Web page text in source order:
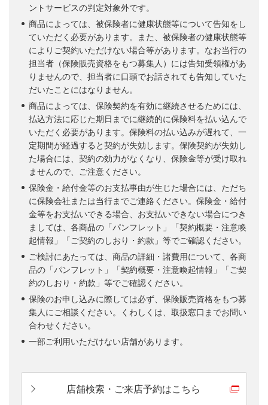
ントサービスの判定対象外です。
商品によっては、被保険者に健康状態等について告知をし
ていただく必要があります。また、被保険者の健康状態等
によりご契約いただけない場合等があります。なお当行の
担当者（保険販売資格をもつ募集人）には告知受領権があ
りませんので、担当者に口頭でお話されても告知していた
だいたことにはなりません。
商品によっては、保険契約を有効に継続させるためには、
払込方法に応じた期日までに継続的に保険料を払い込んで
いただく必要があります。保険料の払い込みが遅れて、一
定期間が経過すると契約が失効します。保険契約が失効し
た場合には、契約の効力がなくなり、保険金等が受け取れ
ませんので、ご注意ください。
保険金・給付金等のお支払事由が生じた場合には、ただち
に保険会社または当行までご連絡ください。保険金・給付
金等をお支払いできる場合、お支払いできない場合につき
ましては、各商品の「パンフレット」「契約概要・注意喚
起情報」「ご契約のしおり・約款」等でご確認ください。
ご検討にあたっては、商品の詳細・諸費用について、各商
品の「パンフレット」「契約概要・注意喚起情報」「ご契
約のしおり・約款」等でご確認ください。
保険のお申し込みに際しては必ず、保険販売資格をもつ募
集人にご相談ください。くわしくは、取扱窓口までお問い
合わせください。
一部ご利用いただけない店舗があります。
店舗検索・ご来店予約はこちら